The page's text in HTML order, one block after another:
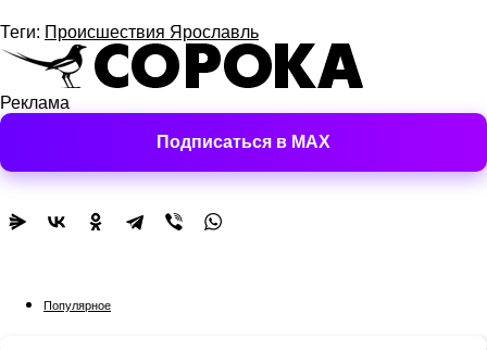
Теги: Происшествия Ярославль
Реклама
Подписаться в MAX
Популярное